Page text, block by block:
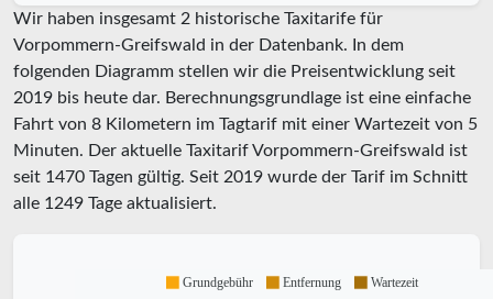
Wir haben insgesamt 2 historische Taxitarife für
Vorpommern-Greifswald in der Datenbank. In dem
folgenden Diagramm stellen wir die Preisentwicklung seit
2019 bis heute dar. Berechnungsgrundlage ist eine einfache
Fahrt von 8 Kilometern im Tagtarif mit einer Wartezeit von 5
Minuten. Der aktuelle Taxitarif Vorpommern-Greifswald ist
seit 1470 Tagen gültig. Seit 2019 wurde der Tarif im Schnitt
alle 1249 Tage aktualisiert.
Grundgebühr Entfernung Wartezeit